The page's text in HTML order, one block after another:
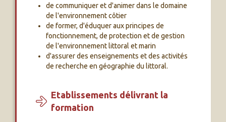
de communiquer et d'animer dans le domaine
de l'environnement côtier
de former, d'éduquer aux principes de
fonctionnement, de protection et de gestion
de l'environnement littoral et marin
d'assurer des enseignements et des activités
de recherche en géographie du littoral.
Etablissements délivrant la
formation